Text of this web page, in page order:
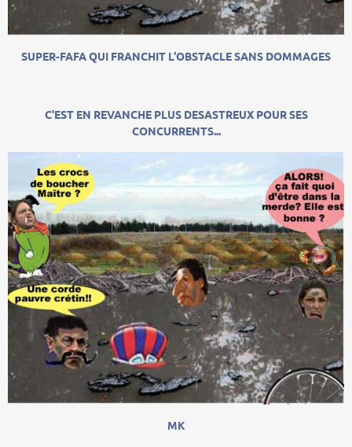
SUPER-FAFA QUI FRANCHIT L'OBSTACLE SANS DOMMAGES
C'EST EN REVANCHE PLUS DESASTREUX POUR SES
CONCURRENTS...
MK